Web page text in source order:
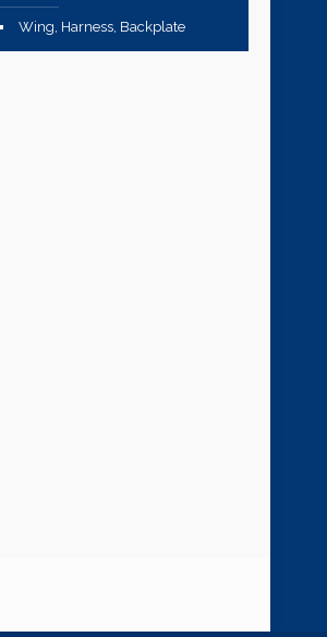
Wing, Harness, Backplate